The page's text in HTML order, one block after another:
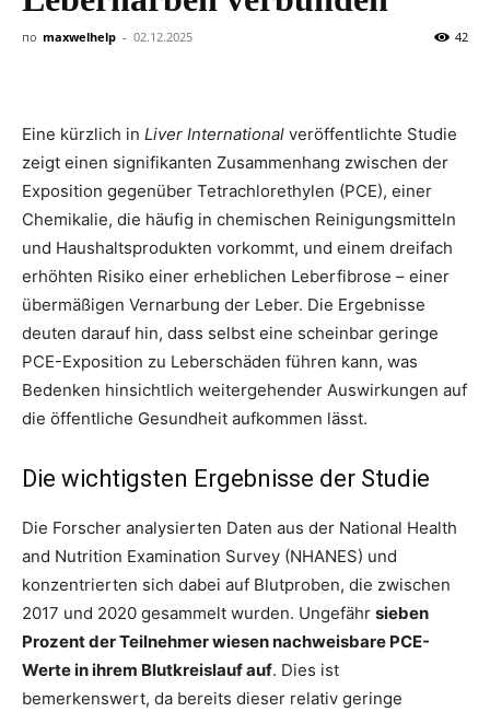
по maxwelhelp - 02.12.2025 42
Eine kürzlich in Liver International veröffentlichte Studie
zeigt einen signifikanten Zusammenhang zwischen der
Exposition gegenüber Tetrachlorethylen (PCE), einer
Chemikalie, die häufig in chemischen Reinigungsmitteln
und Haushaltsprodukten vorkommt, und einem dreifach
erhöhten Risiko einer erheblichen Leberfibrose – einer
übermäßigen Vernarbung der Leber. Die Ergebnisse
deuten darauf hin, dass selbst eine scheinbar geringe
PCE-Exposition zu Leberschäden führen kann, was
Bedenken hinsichtlich weitergehender Auswirkungen auf
die öffentliche Gesundheit aufkommen lässt.
Die wichtigsten Ergebnisse der Studie
Die Forscher analysierten Daten aus der National Health
and Nutrition Examination Survey (NHANES) und
konzentrierten sich dabei auf Blutproben, die zwischen
2017 und 2020 gesammelt wurden. Ungefähr sieben
Prozent der Teilnehmer wiesen nachweisbare PCE-
Werte in ihrem Blutkreislauf auf. Dies ist
bemerkenswert, da bereits dieser relativ geringe